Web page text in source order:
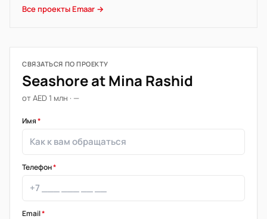
Все проекты Emaar →
СВЯЗАТЬСЯ ПО ПРОЕКТУ
Seashore at Mina Rashid
от AED 1 млн · —
Имя*
Телефон*
Email*